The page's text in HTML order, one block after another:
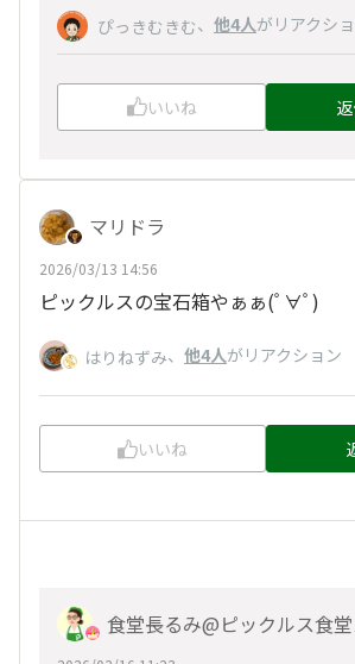
ぴっきむきむ、 他4人がリアクシ
いいね
マリドラ
2026/03/13 14:56
ピックルスの宝石箱やぁぁ(ﾟ∀ﾟ)
はりねずみ、 他4人がリアクション
いいね
食堂長るみ@ピックルス食